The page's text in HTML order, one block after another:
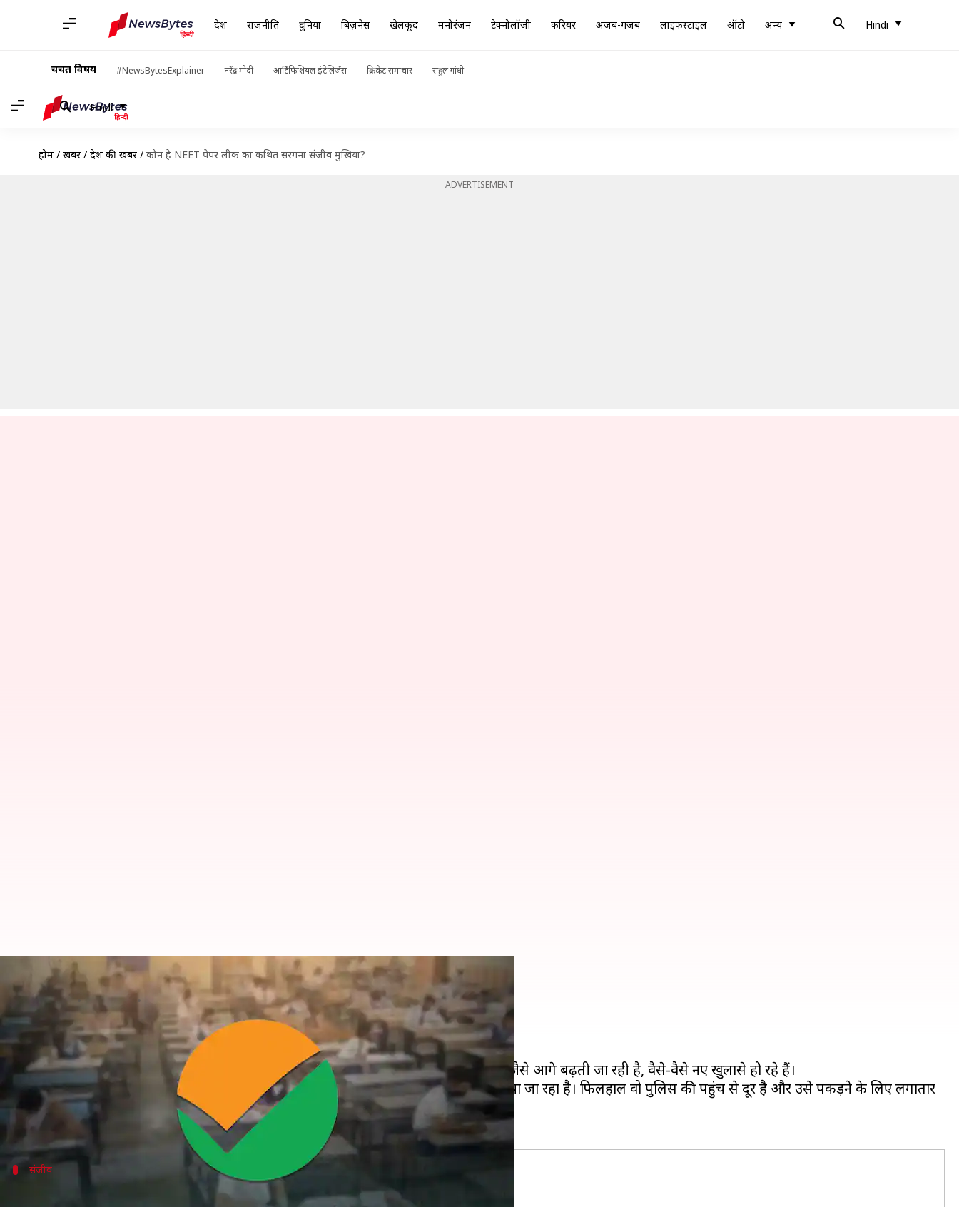
देश राजनीति दुनिया बिज़नेस खेलकूद मनोरंजन टेक्नोलॉजी करियर अजब-गजब लाइफस्टाइल ऑटो अन्य Hindi
चर्चित विषय #NewsBytesExplainer नरेंद्र मोदी आर्टिफिशियल इंटेलिजेंस क्रिकेट समाचार राहुल गांधी
Hindi
होम / खबरें / देश की खबरें / कौन है NEET पेपर लीक का कथित सरगना संजीव मुखिया?
ADVERTISEMENT
कौन है NEET पेपर लीक का कथित सरगना संजीव मुखिया?
आबिद खान Jun 22, 2024
क्या है खबर?
राष्ट्रीय प्रवेश सह-पात्रता परीक्षा ( NEET पेपर लीकको लेकर बिहार पुलिस की जांच जैसे-जैसे आगे बढ़ती जा रही है, वैसे-वैसे नए खुलासे हो रहे हैं।
अब इस मामले में संजीव मुखिया का नाम सामने आ रहा है, जिसे कथित पेपर लीक का सरगना बताया जा रहा है। फिलहाल वो पुलिस की पहुंच से दूर है और उसे पकड़ने के लिए लगातार
छापे मारे जा रहे हैं।
संजीव